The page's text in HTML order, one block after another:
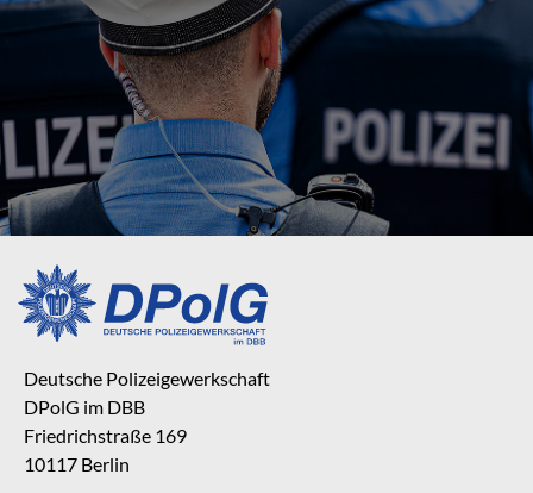
Deutsche Polizeigewerkschaft
DPolG im DBB
Friedrichstraße 169
10117 Berlin